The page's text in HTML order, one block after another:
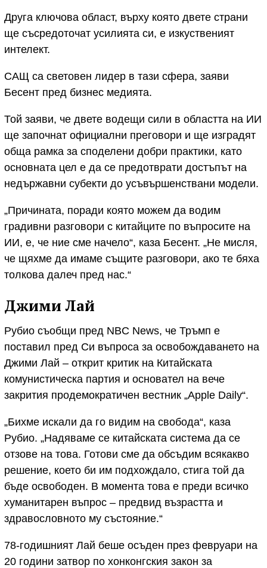
Друга ключова област, върху която двете страни
ще съсредоточат усилията си, е изкуственият
интелект.
САЩ са световен лидер в тази сфера, заяви
Бесент пред бизнес медията.
Той заяви, че двете водещи сили в областта на ИИ
ще започнат официални преговори и ще изградят
обща рамка за споделени добри практики, като
основната цел е да се предотврати достъпът на
недържавни субекти до усъвършенствани модели.
„Причината, поради която можем да водим
градивни разговори с китайците по въпросите на
ИИ, е, че ние сме начело“, каза Бесент. „Не мисля,
че щяхме да имаме същите разговори, ако те бяха
толкова далеч пред нас.“
Джими Лай
Рубио съобщи пред NBC News, че Тръмп е
поставил пред Си въпроса за освобождаването на
Джими Лай – открит критик на Китайската
комунистическа партия и основател на вече
закрития продемократичен вестник „Apple Daily“.
„Бихме искали да го видим на свобода“, каза
Рубио. „Надяваме се китайската система да се
отзове на това. Готови сме да обсъдим всякакво
решение, което би им подхождало, стига той да
бъде освободен. В момента това е преди всичко
хуманитарен въпрос – предвид възрастта и
здравословното му състояние.“
78-годишният Лай беше осъден през февруари на
20 години затвор по хонконгския закон за